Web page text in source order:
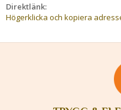
Direktlänk:
Högerklicka och kopiera